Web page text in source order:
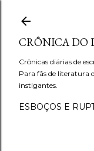
CRÔNICA DO
Crônicas diárias de
Para fãs de literatura
instigantes.
ESBOÇOS E